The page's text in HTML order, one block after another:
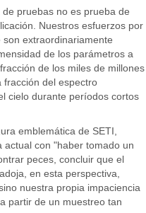
pruebas no es prueba de
Nuestros esfuerzos por
extraordinariamente
de los parámetros a
de los miles de millones
fracción del espectro
cielo durante períodos cortos
emblemática de SETI,
con "haber tomado un
peces, concluir que el
en esta perspectiva,
nuestra propia impaciencia
partir de un muestreo tan